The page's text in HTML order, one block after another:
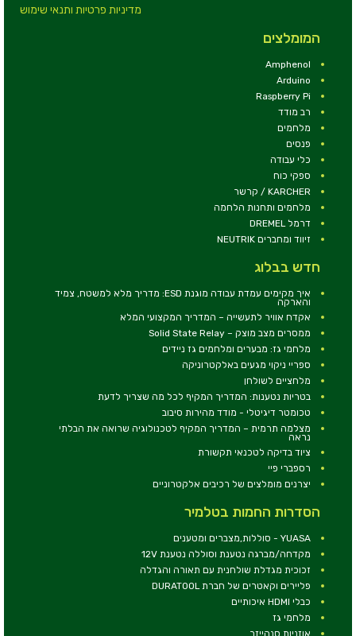
מדיניות פרטיות ותנאי שימוש
המומלצים
Amphenol
Arduino
Raspberry Pi
רב מודד
מלחמים
פנסים
כלי עבודה
ספקי כוח
KARCHER / קרשר
מלחמים ותחנות הלחמה
דרמל DREMEL
זיווד ומחברים NEUTRIK
חדש בבלוג
איך מקימים עמדת עבודה מוגנת ESD: מדריך מלא למשטח, צמיד
והארקה
אקדח אוויר לתעשייה – המדריך המקצועי המלא
ממסרים מצב מוצק – Solid State Relay
מלחמי גז: מבערים ומלחמים גז ניידים
ספריי ניקוי מגעים באלקטרוניקה
מלחציים לשולחן
בטריות נטענות: המדריך המקיף לכל מה שצריך לדעת
טכומטר דיגיטלי - מודד מהירות סיבוב
מצלמה תרמית – המדריך המקיף לטכנולוגיה שרואה את הבלתי
נראה
ציוד בדיקה לטכנאי תקשורת
רספברי פיי
יצרנים מומלצים של רכיבים אלקטרוניים
הסדרות החמות בטלמיר
YUASA - סוללות,מצברים ומטענים
מקדחה/מברגה נטענת וסוללה נטענת 12V
זכוכית מגדלת שולחנית עם תאורה והגדלה
פליירים וקאטרים של חברת DURATOOL
כבלי HDMI איכותיים
מלחמי גז
אוזניות סנהייזר